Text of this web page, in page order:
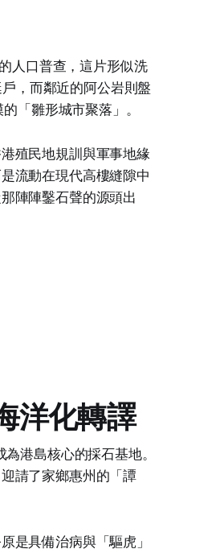
人口普查，這片形似洗
，而鄰近的阿公岩則盤
「雛形城市聚落」。
殖民地規訓與軍事地緣
流動在現代高樓縫隙中
陣陣鑿石聲的源頭出
洋化轉譯
港島核心的採石基地。
請了家鄉惠州的「譚
是具備治病與「驅虎」